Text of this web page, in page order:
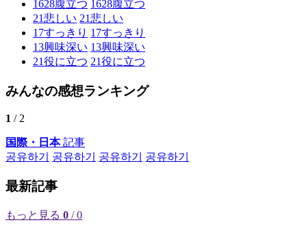
1628腹立つ 1628腹立つ
21悲しい 21悲しい
17すっきり 17すっきり
13興味深い 13興味深い
21役に立つ 21役に立つ
みんなの感想ランキング
1 / 2
国際・日本記事
공유하기
공유하기 공유하기 공유하기
最新記事
もっと見る 0 / 0